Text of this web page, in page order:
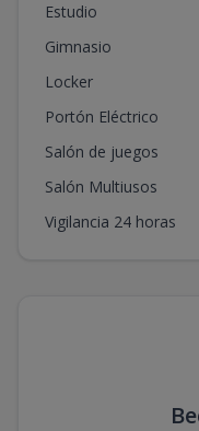
Estudio
Gimnasio
Locker
Portón Eléctrico
Salón de juegos
Salón Multiusos
Vigilancia 24 horas